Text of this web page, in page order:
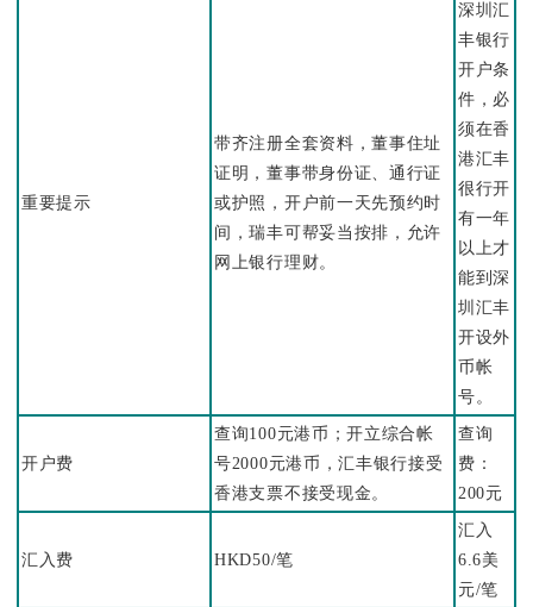
重要提示
带齐注册全套资料，董事住址
证明，董事带身份证、通行证
或护照，开户前一天先预约时
间，瑞丰可帮妥当按排，允许
网上银行理财。
深圳汇
丰银行
开户条
件，必
须在香
港汇丰
很行开
有一年
以上才
能到深
圳汇丰
开设外
币帐
号。
开户费
查询100元港币；开立综合帐
号2000元港币，汇丰银行接受
香港支票不接受现金。
查询
费：
200元
汇入费 HKD50/笔
汇入
6.6美
元/笔